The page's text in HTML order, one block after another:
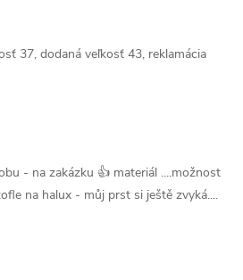
37, dodaná veľkosť 43, reklamácia
- na zakázku 👍 materiál ....možnost
na halux - můj prst si ještě zvyká....